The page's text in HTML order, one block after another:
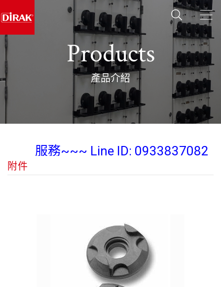
Products
產品介紹
服務~~~ Line ID: 0933837082
Wechat: diraksales
附件